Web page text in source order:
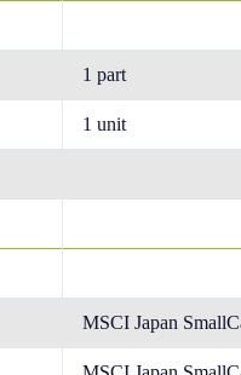
1 part
1 unit
MSCI Japan